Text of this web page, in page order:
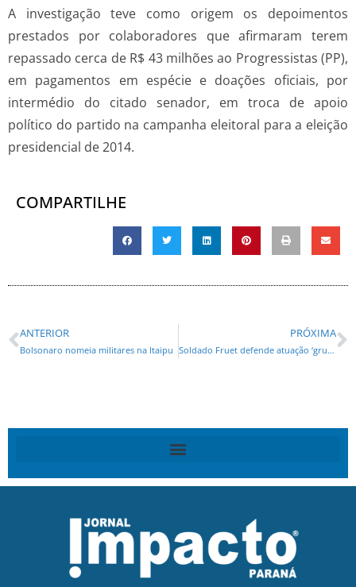
A investigação teve como origem os depoimentos
prestados por colaboradores que afirmaram terem
repassado cerca de R$ 43 milhões ao Progressistas (PP),
em pagamentos em espécie e doações oficiais, por
intermédio do citado senador, em troca de apoio
político do partido na campanha eleitoral para a eleição
presidencial de 2014.
COMPARTILHE
ANTERIOR
Bolsonaro nomeia militares na Itaipu
PRÓXIMA
Soldado Fruet defende atuação ‘grupo tático’ nas penitenciárias